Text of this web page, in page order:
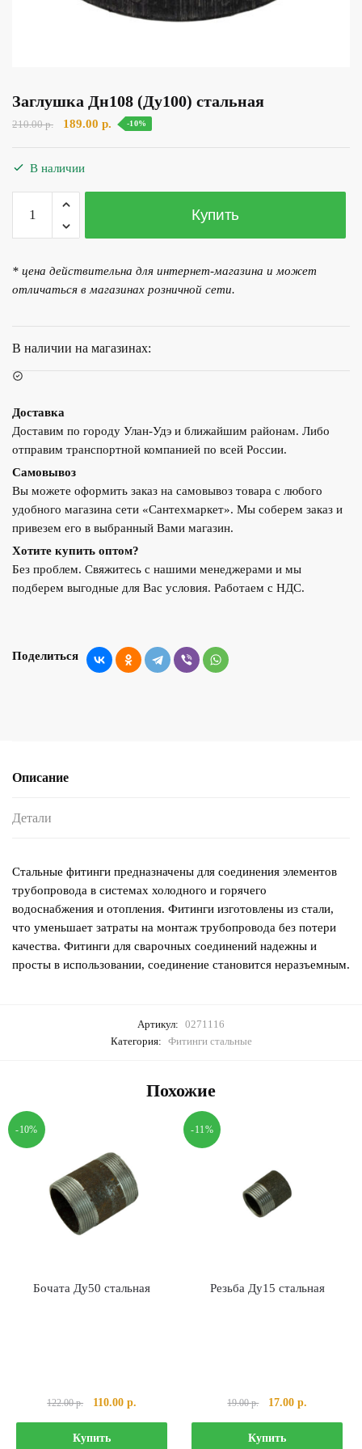
Заглушка Дн108 (Ду100) стальная
210.00р.
Первоначальная
189.00 р. Текущая
-10%
В наличии
Количество
товара
Заглушка
(Ду100)
стальная
Купить
* цена действительна для интернет-магазина и может
отличаться в магазинах розничной сети.
В наличии на магазинах:
Доставка
Доставим по городу Улан-Удэ и ближайшим районам. Либо
отправим транспортной компанией по всей России.
Самовывоз
Вы можете оформить заказ на самовывоз товара с любого
удобного магазина сети «Сантехмаркет». Мы соберем заказ и
привезем его в выбранный Вами магазин.
Хотите купить оптом?
Без проблем. Свяжитесь с нашими менеджерами и мы
подберем выгодные для Вас условия. Работаем с НДС.
Поделиться
Описание
Детали
Стальные фитинги предназначены для соединения элементов
трубопровода в системах холодного и горячего
водоснабжения и отопления. Фитинги изготовлены из стали,
что уменьшает затраты на монтаж трубопровода без потери
качества. Фитинги для сварочных соединений надежны и
просты в использовании, соединение становится неразъемным.
Артикул: 0271116
Категория: Фитинги стальные
Похожие
-10%
Бочата Ду50 стальная
122.00р.
Первоначальная
цена
составляла
110.00р.
цена:
Купить
-11%
Резьба Ду15 стальная
19.00р.
Первоначальная
цена
составляла
17.00р.
цена:
Купить